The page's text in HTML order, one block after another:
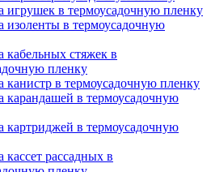
игрушек в термоусадочную пленку
изоленты в термоусадочную
кабельных стяжек в
пленку
канистр в термоусадочную пленку
карандашей в термоусадочную
картриджей в термоусадочную
кассет рассадных в